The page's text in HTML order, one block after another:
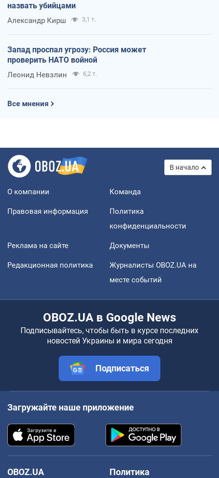
назвать убийцами
Александр Кирш 3,1 т.
Запад проспал угрозу: Россия может
проверить НАТО войной
Леонид Невзлин 6,2 т.
Все мнения
В начало
О компании Команда
Правовая информация
Политика
конфиденциальности
Реклама на сайте Документы
Редакционная политика
Журналисты OBOZ.UA на
месте событий
OBOZ.UA в Google News
Подписывайтесь, чтобы быть в курсе последних
новостей Украины и мира сегодня
Подписаться
Загружайте наше приложение
OBOZ.UA
Политика